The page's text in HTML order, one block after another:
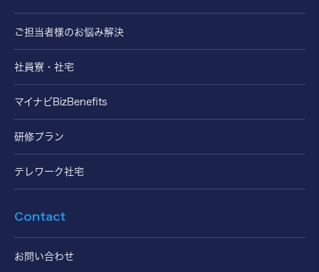
ご担当者様のお悩み解決
社員寮・社宅
マイナビBizBenefits
研修プラン
テレワーク社宅
Contact
お問い合わせ